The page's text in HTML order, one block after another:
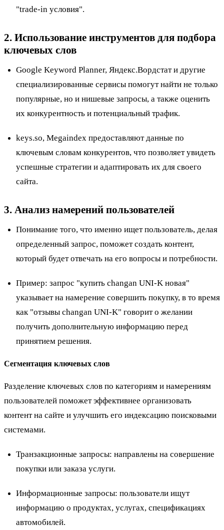
"trade-in условия".
2. Использование инструментов для подбора
ключевых слов
Google Keyword Planner, Яндекс.Вордстат и другие
специализированные сервисы помогут найти не только
популярные, но и нишевые запросы, а также оценить
их конкурентность и потенциальный трафик.
keys.so, Megaindex предоставляют данные по
ключевым словам конкурентов, что позволяет увидеть
успешные стратегии и адаптировать их для своего
сайта.
3. Анализ намерений пользователей
Понимание того, что именно ищет пользователь, делая
определенный запрос, поможет создать контент,
который будет отвечать на его вопросы и потребности.
Пример: запрос "купить changan UNI-K новая"
указывает на намерение совершить покупку, в то время
как "отзывы changan UNI-K" говорит о желании
получить дополнительную информацию перед
принятием решения.
Сегментация ключевых слов
Разделение ключевых слов по категориям и намерениям
пользователей поможет эффективнее организовать
контент на сайте и улучшить его индексацию поисковыми
системами.
Транзакционные запросы: направлены на совершение
покупки или заказа услуги.
Информационные запросы: пользователи ищут
информацию о продуктах, услугах, спецификациях
автомобилей.